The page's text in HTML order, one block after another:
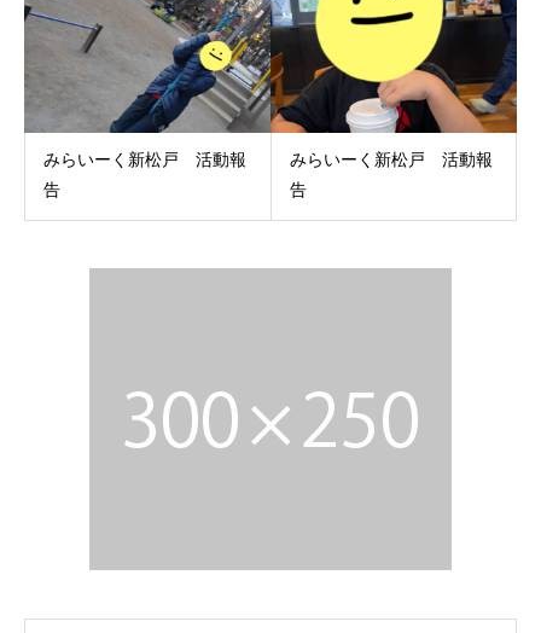
みらいーく新松戸 活動報
告
みらいーく新松戸 活動報
告